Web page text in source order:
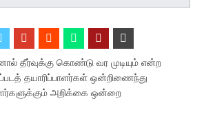
தீர்வுக்கு கொண்டு வர முடியும் என்ற
தயாரிப்பாளர்கள் ஒன்றிணைந்து
அறிக்கை ஒன்றை